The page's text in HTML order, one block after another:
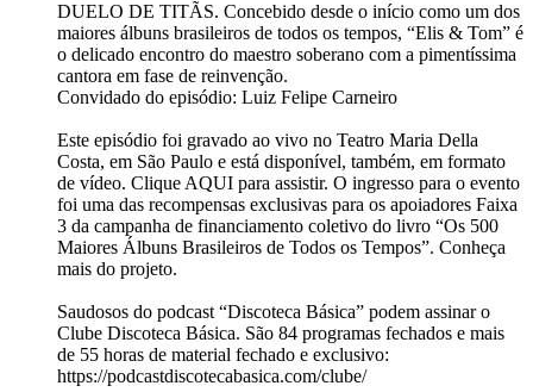
DUELO DE TITÃS. Concebido desde o início como um dos
maiores álbuns brasileiros de todos os tempos, “Elis & Tom” é
o delicado encontro do maestro soberano com a pimentíssima
cantora em fase de reinvenção.
Convidado do episódio: Luiz Felipe Carneiro
Este episódio foi gravado ao vivo no Teatro Maria Della
Costa, em São Paulo e está disponível, também, em formato
de vídeo. Clique AQUI para assistir. O ingresso para o evento
foi uma das recompensas exclusivas para os apoiadores Faixa
3 da campanha de financiamento coletivo do livro “Os 500
Maiores Álbuns Brasileiros de Todos os Tempos”. Conheça
mais do projeto.
Saudosos do podcast “Discoteca Básica” podem assinar o
Clube Discoteca Básica. São 84 programas fechados e mais
de 55 horas de material fechado e exclusivo:
https://podcastdiscotecabasica.com/clube/